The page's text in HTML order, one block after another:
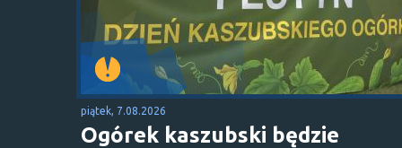
piątek, 7.08.2026
Ogórek kaszubski będzie